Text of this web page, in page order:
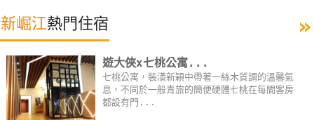
車
網
紅
帶
新崛江熱門住宿 »
遊大俠x七桃公寓...
七桃公寓，裝潢新穎中帶著一絲木質調的溫馨氣
息，不同於一般青旅的簡便硬體七桃在每間客房
都設有門...